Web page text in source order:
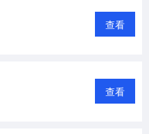
查看
查看